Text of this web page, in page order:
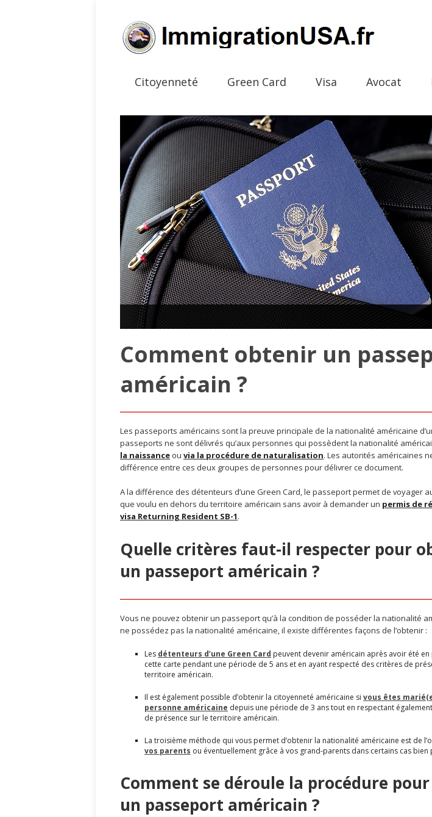
Citoyenneté Green Card Visa Avocat
Comment obtenir un
américain ?
Les passeports américains sont la preuve principale de la nationalité américaine
passeports ne sont délivrés qu’aux personnes qui possèdent la nationalité
la naissance ou via la procédure de naturalisation. Les autorités américaines
différence entre ces deux groupes de personnes pour délivrer ce document.
A la différence des détenteurs d’une Green Card, le passeport permet de voyager
que voulu en dehors du territoire américain sans avoir à demander un permis de
visa Returning Resident SB-1.
Quelle critères faut-il respecter pour
un passeport américain ?
Vous ne pouvez obtenir un passeport qu’à la condition de posséder la nationalité
ne possédez pas la nationalité américaine, il existe différentes façons de l’obtenir :
Les détenteurs d’une Green Card peuvent devenir américain après avoir été
cette carte pendant une période de 5 ans et en ayant respecté des critères de
territoire américain.
Il est également possible d’obtenir la citoyenneté américaine si vous êtes
personne américaine depuis une période de 3 ans tout en respectant
de présence sur le territoire américain.
La troisième méthode qui vous permet d’obtenir la nationalité américaine est de
vos parents ou éventuellement grâce à vos grand-parents dans certains cas bien
Comment se déroule la procédure
un passeport américain ?